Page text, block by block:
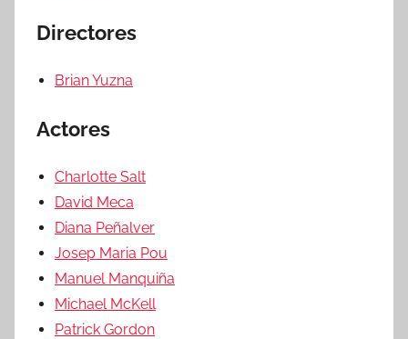
Directores
Brian Yuzna
Actores
Charlotte Salt
David Meca
Diana Peñalver
Josep Maria Pou
Manuel Manquiña
Michael McKell
Patrick Gordon